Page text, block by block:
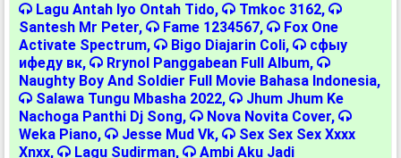
Lagu Antah Iyo Ontah Tido, Tmkoc 3162,
Santesh Mr Peter, Fame 1234567,
Fox One
Activate Spectrum, Bigo Diajarin Coli,
сфыу
ифеду вк, Rrynol Panggabean Full Album,
Naughty Boy And Soldier Full Movie Bahasa Indonesia,
Salawa Tungu Mbasha 2022,
Jhum Jhum Ke
Nachoga Panthi Dj Song, Nova Novita Cover,
Weka Piano, Jesse Mud Vk,
Sex Sex Sex Xxxx
Xnxx, Lagu Sudirman,
Ambi Aku Jadi